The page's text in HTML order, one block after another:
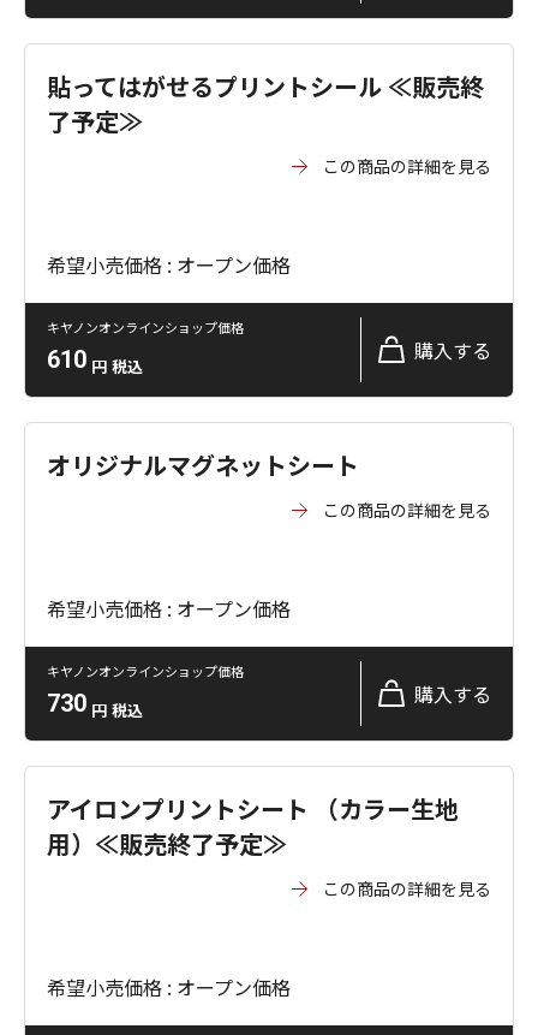
貼ってはがせるプリントシール ≪販売終
了予定≫
この商品の詳細を見る
希望小売価格 : オープン価格
キヤノンオンラインショップ価格
610 円 税込
購入する
オリジナルマグネットシート
この商品の詳細を見る
希望小売価格 : オープン価格
キヤノンオンラインショップ価格
730 円 税込
購入する
アイロンプリントシート （カラー生地
用）≪販売終了予定≫
この商品の詳細を見る
希望小売価格 : オープン価格